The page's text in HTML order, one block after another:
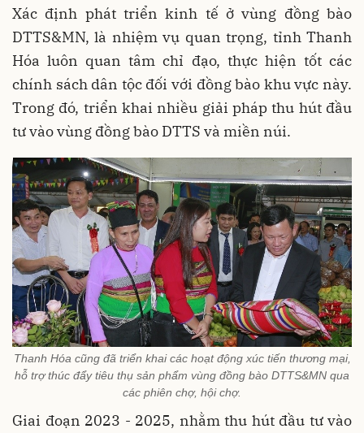
Xác định phát triển kinh tế ở vùng đồng bào
DTTS&MN, là nhiệm vụ quan trọng, tỉnh Thanh
Hóa luôn quan tâm chỉ đạo, thực hiện tốt các
chính sách dân tộc đối với đồng bào khu vực này.
Trong đó, triển khai nhiều giải pháp thu hút đầu
tư vào vùng đồng bào DTTS và miền núi.
Thanh Hóa cũng đã triển khai các hoạt động xúc tiến thương mại,
hỗ trợ thúc đẩy tiêu thụ sản phẩm vùng đồng bào DTTS&MN qua
các phiên chợ, hội chợ.
Giai đoạn 2023 - 2025, nhằm thu hút đầu tư vào